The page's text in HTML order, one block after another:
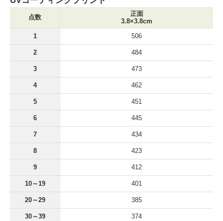
点数
正面
3.8×3.8cm
1 506
2 484
3 473
4 462
5 451
6 445
7 434
8 423
9 412
10～19 401
20～29 385
30～39 374